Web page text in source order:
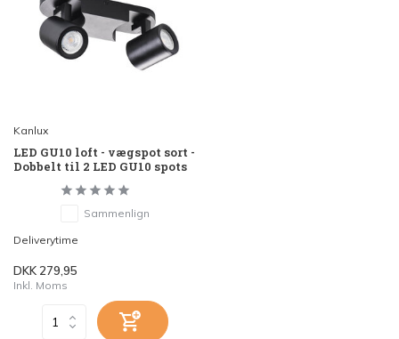
Kanlux
LED GU10 loft - vægspot sort -
Dobbelt til 2 LED GU10 spots
Sammenlign
Deliverytime
DKK 279,95
Inkl. Moms